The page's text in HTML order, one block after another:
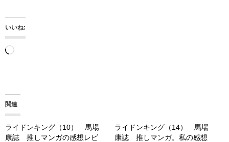
いいね:
読
み
中…
関連
ライドンキング（10） 馬場
康誌 推しマンガの感想レビ
ライドンキング（14） 馬場
康誌 推しマンガ。私の感想